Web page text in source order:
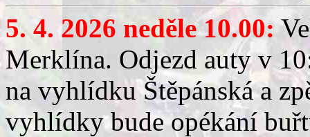
5. 4. 2026 neděle 10.00:
Merklína. Odjezd auty v
na vyhlídku Štěpánská a
vyhlídky bude opékání